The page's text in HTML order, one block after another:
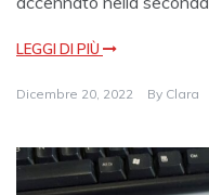
LEGGI DI PIÙ
Dicembre 20, 2022 By Clara